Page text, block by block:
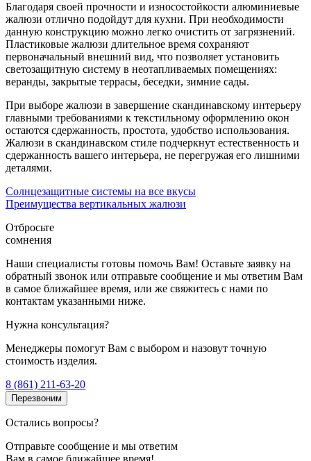
Благодаря своей прочности и износостойкости алюминиевые
жалюзи отлично подойдут для кухни. При необходимости
данную конструкцию можно легко очистить от загрязнений.
Пластиковые жалюзи длительное время сохраняют
первоначальный внешний вид, что позволяет установить
светозащитную систему в неотапливаемых помещениях:
веранды, закрытые террасы, беседки, зимние сады.
При выборе жалюзи в завершение скандинавскому интерьеру
главными требованиями к текстильному оформлению окон
остаются сдержанность, простота, удобство использования.
Жалюзи в скандинавском стиле подчеркнут естественность и
сдержанность вашего интерьера, не перегружая его лишними
деталями.
Солнцезащитные системы на все вкусы
Преимущества вертикальных жалюзи
Отбросьте
сомнения
Наши специалисты готовы помочь Вам! Оставьте заявку на
обратный звонок или отправьте сообщение и мы ответим Вам
в самое ближайшее время, или же свяжитесь с нами по
контактам указанными ниже.
Нужна консультация?
Менеджеры помогут Вам с выбором и назовут точную
стоимость изделия.
8 (861) 211-63-20
Перезвоним
Остались вопросы?
Отправьте сообщение и мы ответим